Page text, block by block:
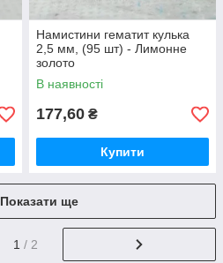
Намистини гематит кулька
2,5 мм, (95 шт) - Лимонне
золото
В наявності
177,60 ₴
Купити
Показати ще
1 / 2